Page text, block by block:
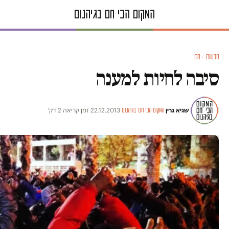
חדשות · חם
סיבה לחיות למענה
שגיא גרין·המקום הכי חם בגיהנום·
22.12.2013
·זמן קריאה 2 דק׳